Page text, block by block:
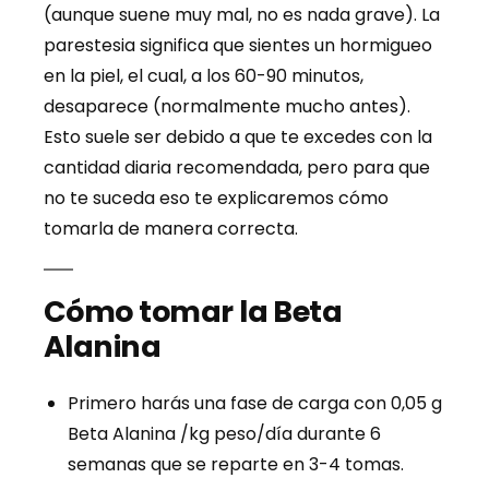
(aunque suene muy mal, no es nada grave). La
parestesia significa que sientes un hormigueo
en la piel, el cual, a los 60-90 minutos,
desaparece (normalmente mucho antes).
Esto suele ser debido a que te excedes con la
cantidad diaria recomendada, pero para que
no te suceda eso te explicaremos cómo
tomarla de manera correcta.
Cómo tomar la Beta
Alanina
Primero harás una fase de carga con 0,05 g
Beta Alanina /kg peso/día durante 6
semanas que se reparte en 3-4 tomas.